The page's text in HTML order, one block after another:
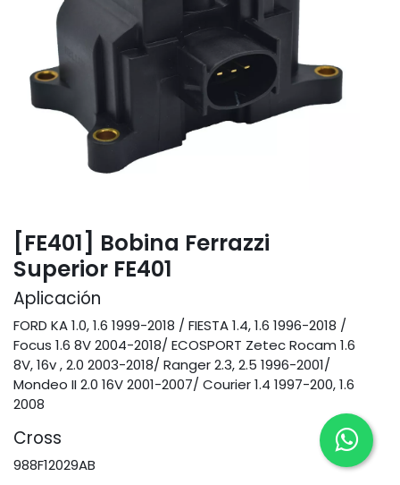
[FE401] Bobina Ferrazzi
Superior FE401
Aplicación
FORD KA 1.0, 1.6 1999-2018 / FIESTA 1.4, 1.6 1996-2018 /
Focus 1.6 8V 2004-2018/ ECOSPORT Zetec Rocam 1.6
8V, 16v , 2.0 2003-2018/ Ranger 2.3, 2.5 1996-2001/
Mondeo II 2.0 16V 2001-2007/ Courier 1.4 1997-200, 1.6
2008
Cross
988F12029AB